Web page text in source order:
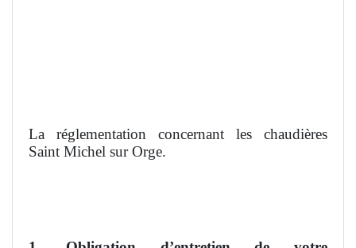
La réglementation concernant les chaudières
Saint Michel sur Orge.